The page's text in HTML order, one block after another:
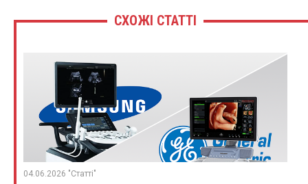
СХОЖІ СТАТТІ
04.06.2026 "Статті"